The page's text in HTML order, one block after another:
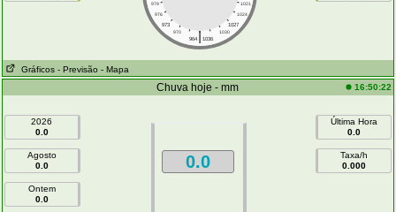
979
1021
976
1024
973
1027
970
1030
|
964 1036
Gráficos - Previsão - Mapa
Chuva hoje - mm 16:50:22
2026
0.0
Agosto
0.0
Ontem
0.0
0.0
Última Hora
0.0
Taxa/h
0.000